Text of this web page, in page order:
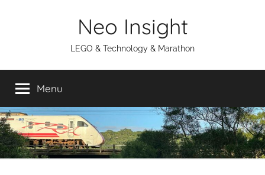
Neo Insight
LEGO & Technology & Marathon
Menu